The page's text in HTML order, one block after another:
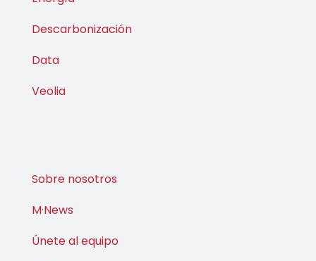
Energía
Descarbonización
Data
Sobre nosotros
M·News